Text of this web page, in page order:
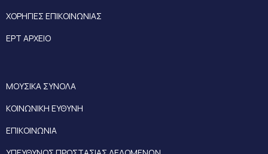
ΧΟΡΗΓΙΕΣ ΕΠΙΚΟΙΝΩΝΙΑΣ
ΕΡΤ ΑΡΧΕΙΟ
ΜΟΥΣΙΚΑ ΣΥΝΟΛΑ
ΚΟΙΝΩΝΙΚΗ ΕΥΘΥΝΗ
ΕΠΙΚΟΙΝΩΝΙΑ